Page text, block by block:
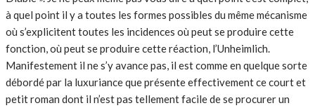
à quel point il y a toutes les formes possibles du même mécanisme
où s’explicitent toutes les incidences où peut se produire cette
fonction, où peut se produire cette réaction, l’Unheimlich.
Manifestement il ne s’y avance pas, il est comme en quelque sorte
débordé par la luxuriance que présente effectivement ce court et
petit roman dont il n’est pas tellement facile de se procurer un